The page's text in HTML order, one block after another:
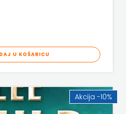
U KOŠARICU
Akcija -10%